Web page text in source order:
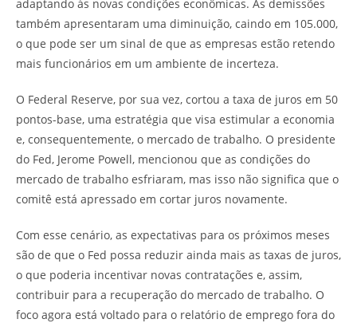
adaptando às novas condições econômicas. As demissões
também apresentaram uma diminuição, caindo em 105.000,
o que pode ser um sinal de que as empresas estão retendo
mais funcionários em um ambiente de incerteza.
O Federal Reserve, por sua vez, cortou a taxa de juros em 50
pontos-base, uma estratégia que visa estimular a economia
e, consequentemente, o mercado de trabalho. O presidente
do Fed, Jerome Powell, mencionou que as condições do
mercado de trabalho esfriaram, mas isso não significa que o
comitê está apressado em cortar juros novamente.
Com esse cenário, as expectativas para os próximos meses
são de que o Fed possa reduzir ainda mais as taxas de juros,
o que poderia incentivar novas contratações e, assim,
contribuir para a recuperação do mercado de trabalho. O
foco agora está voltado para o relatório de emprego fora do